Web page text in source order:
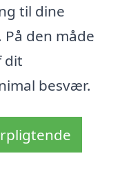
til dine
den måde
dit
besvær.